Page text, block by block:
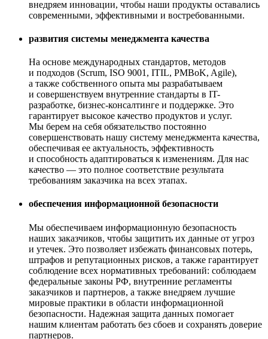
внедряем инновации, чтобы наши продукты оставались
современными, эффективными и востребованными.
развития системы менеджмента качества
На основе международных стандартов, методов
и подходов (Scrum, ISO 9001, ITIL, PMBoK, Agile),
а также собственного опыта мы разрабатываем
и совершенствуем внутренние стандарты в IT-
разработке, бизнес-консалтинге и поддержке. Это
гарантирует высокое качество продуктов и услуг.
Мы берем на себя обязательство постоянно
совершенствовать нашу систему менеджмента качества,
обеспечивая ее актуальность, эффективность
и способность адаптироваться к изменениям. Для нас
качество — это полное соответствие результата
требованиям заказчика на всех этапах.
обеспечения информационной безопасности
Мы обеспечиваем информационную безопасность
наших заказчиков, чтобы защитить их данные от угроз
и утечек. Это позволяет избежать финансовых потерь,
штрафов и репутационных рисков, а также гарантирует
соблюдение всех нормативных требований: соблюдаем
федеральные законы РФ, внутренние регламенты
заказчиков и партнеров, а также внедряем лучшие
мировые практики в области информационной
безопасности. Надежная защита данных помогает
нашим клиентам работать без сбоев и сохранять доверие
партнеров.